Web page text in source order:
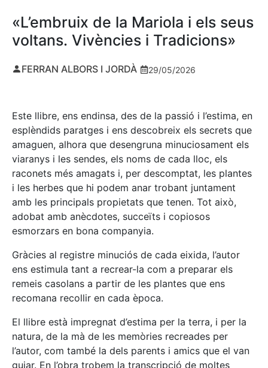
«L’embruix de la Mariola i els seus
voltans. Vivències i Tradicions»
FERRAN ALBORS I JORDÀ 29/05/2026
Este llibre, ens endinsa, des de la passió i l’estima, en
esplèndids paratges i ens descobreix els secrets que
amaguen, alhora que desengruna minuciosament els
viaranys i les sendes, els noms de cada lloc, els
raconets més amagats i, per descomptat, les plantes
i les herbes que hi podem anar trobant juntament
amb les principals propietats que tenen. Tot això,
adobat amb anècdotes, succeïts i copiosos
esmorzars en bona companyia.
Gràcies al registre minuciós de cada eixida, l’autor
ens estimula tant a recrear-la com a preparar els
remeis casolans a partir de les plantes que ens
recomana recollir en cada època.
El llibre està impregnat d’estima per la terra, i per la
natura, de la mà de les memòries recreades per
l’autor, com també la dels parents i amics que el van
guiar. En l’obra trobem la transcripció de moltes